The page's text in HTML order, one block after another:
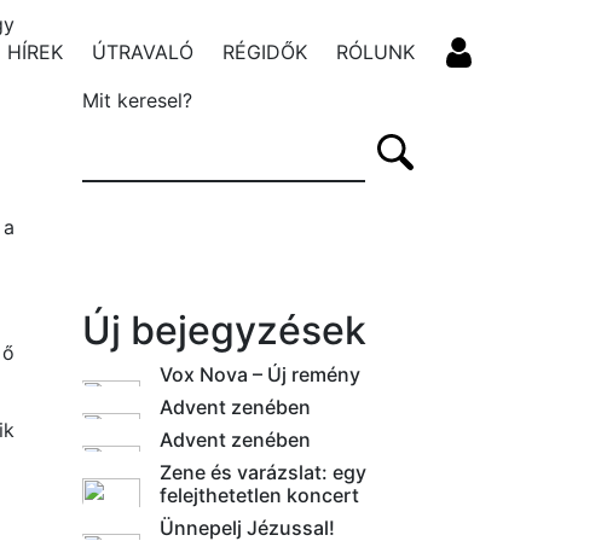
HÍREK ÚTRAVALÓ RÉGIDŐK RÓLUNK
Mit keresel?
Új bejegyzések
Vox Nova – Új remény
Advent zenében
Advent zenében
Zene és varázslat: egy
felejthetetlen koncert
Ünnepelj Jézussal!